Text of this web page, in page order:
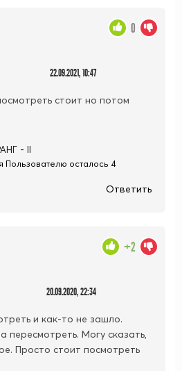
22.09.2021, 10:47
стоит но потом
0
- II
осталось 4
Ответить
20.09.2020, 22:34
и как-то не зашло.
пересмотреть. Могу сказать,
Просто стоит посмотреть
+2